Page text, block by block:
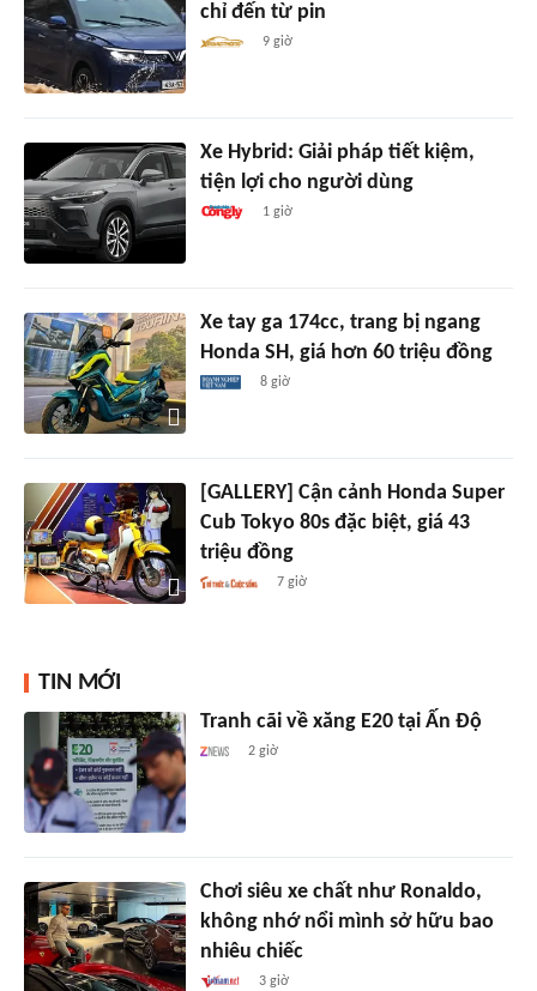
chỉ đến từ pin
9 giờ
Xe Hybrid: Giải pháp tiết kiệm,
tiện lợi cho người dùng
1 giờ
Xe tay ga 174cc, trang bị ngang
Honda SH, giá hơn 60 triệu đồng
8 giờ
[GALLERY] Cận cảnh Honda Super
Cub Tokyo 80s đặc biệt, giá 43
triệu đồng
7 giờ
TIN MỚI
Tranh cãi về xăng E20 tại Ấn Độ
2 giờ
Chơi siêu xe chất như Ronaldo,
không nhớ nổi mình sở hữu bao
nhiêu chiếc
3 giờ